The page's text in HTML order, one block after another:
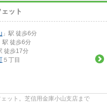
ット
」駅 徒歩6分
駅 徒歩6分
徒歩17分
５丁目
ット。芝信用金庫小山支店まで